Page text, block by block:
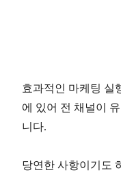
효과적인 마케팅 실
에 있어 전 채널이
니다.
당연한 사항이기도